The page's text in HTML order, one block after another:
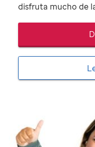
disfruta mucho de